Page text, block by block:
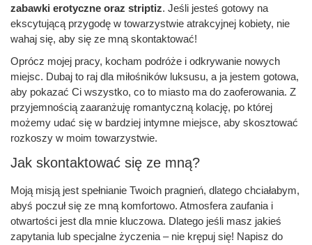
zabawki erotyczne oraz striptiz. Jeśli jesteś gotowy na
ekscytującą przygodę w towarzystwie atrakcyjnej kobiety, nie
wahaj się, aby się ze mną skontaktować!
Oprócz mojej pracy, kocham podróże i odkrywanie nowych
miejsc. Dubaj to raj dla miłośników luksusu, a ja jestem gotowa,
aby pokazać Ci wszystko, co to miasto ma do zaoferowania. Z
przyjemnością zaaranżuję romantyczną kolację, po której
możemy udać się w bardziej intymne miejsce, aby skosztować
rozkoszy w moim towarzystwie.
Jak skontaktować się ze mną?
Moją misją jest spełnianie Twoich pragnień, dlatego chciałabym,
abyś poczuł się ze mną komfortowo. Atmosfera zaufania i
otwartości jest dla mnie kluczowa. Dlatego jeśli masz jakieś
zapytania lub specjalne życzenia – nie krępuj się! Napisz do